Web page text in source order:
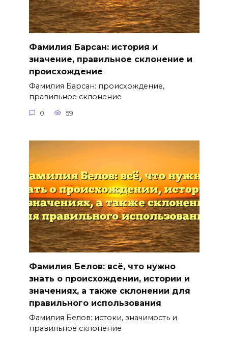
Фамилия Барсан: история и
значение, правильное склонение и
происхождение
Фамилия Барсан: происхождение,
правильное склонение
0 59
Фамилия Белов: всё, что нужно
знать о происхождении, истории и
значениях, а также склонении для
правильного использования
Фамилия Белов: истоки, значимость и
правильное склонение